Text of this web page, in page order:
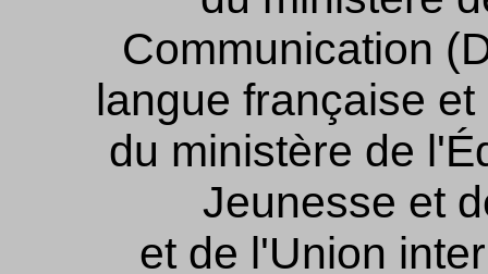
Communication
langue française
du ministère de
Jeunesse et
et de l'Union